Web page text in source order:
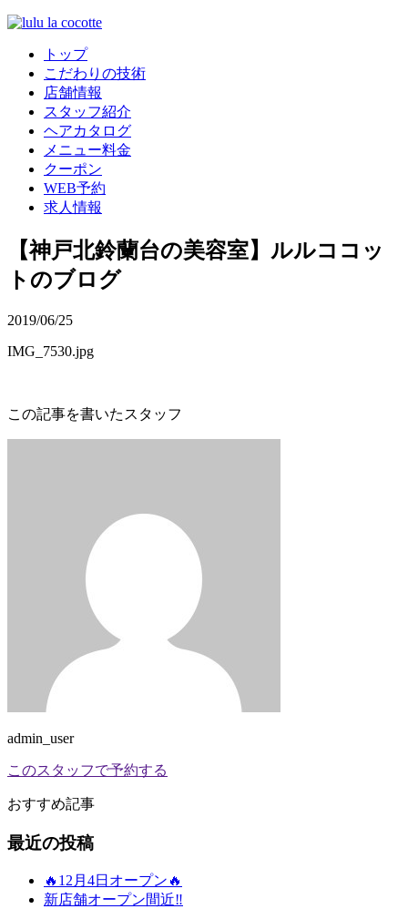
トップ
こだわりの技術
店舗情報
スタッフ紹介
ヘアカタログ
メニュー料金
クーポン
WEB予約
求人情報
【神戸北鈴蘭台の美容室】ルルココッ
トのブログ
2019/06/25
IMG_7530.jpg
この記事を書いたスタッフ
admin_user
このスタッフで予約する
おすすめ記事
最近の投稿
🔥12月4日オープン🔥
新店舗オープン間近‼️